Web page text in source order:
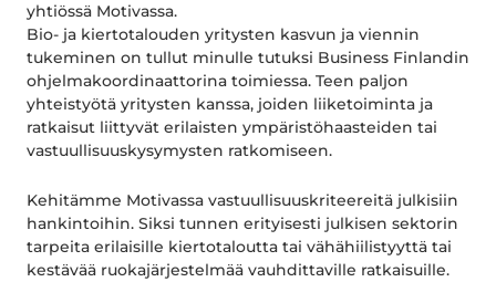
yhtiössä Motivassa.
Bio- ja kiertotalouden yritysten kasvun ja viennin
tukeminen on tullut minulle tutuksi Business Finlandin
ohjelmakoordinaattorina toimiessa. Teen paljon
yhteistyötä yritysten kanssa, joiden liiketoiminta ja
ratkaisut liittyvät erilaisten ympäristöhaasteiden tai
vastuullisuuskysymysten ratkomiseen.
Kehitämme Motivassa vastuullisuuskriteereitä julkisiin
hankintoihin. Siksi tunnen erityisesti julkisen sektorin
tarpeita erilaisille kiertotaloutta tai vähähiilistyyttä tai
kestävää ruokajärjestelmää vauhdittaville ratkaisuille.